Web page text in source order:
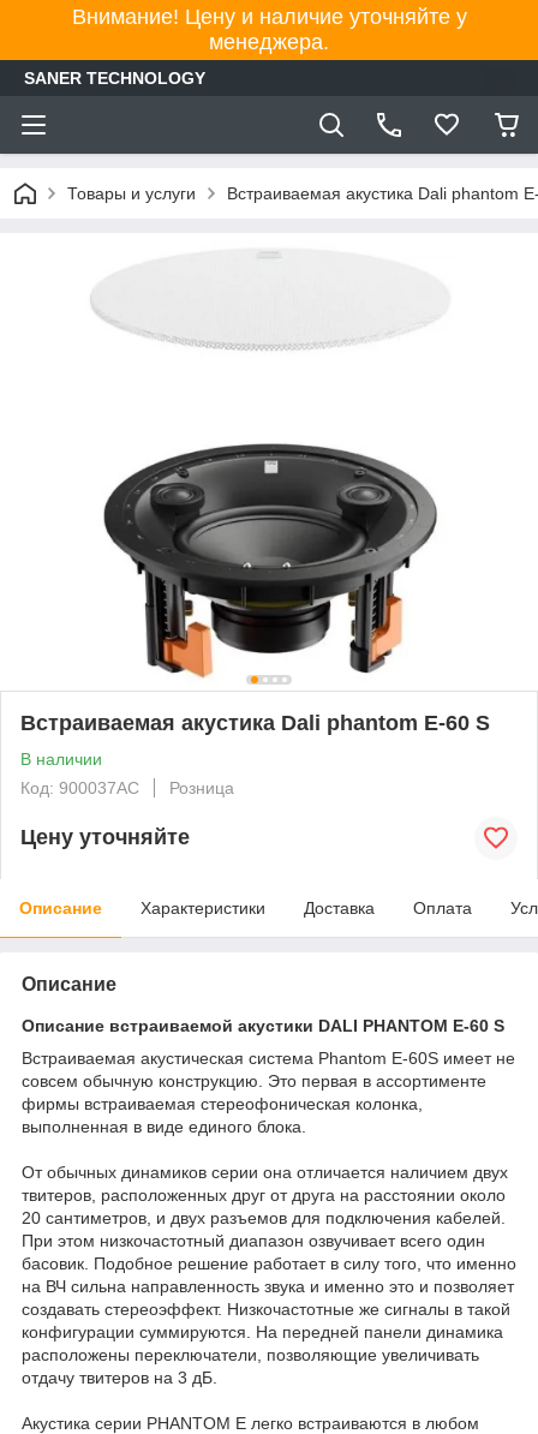
Внимание! Цену и наличие уточняйте у
менеджера.
SANER TECHNOLOGY
Товары и услуги Встраиваемая акустика Dali phantom
Встраиваемая акустика Dali phantom E-60 S
В наличии
Код: 900037AC
Розница
Цену уточняйте
Описание Характеристики Доставка Оплата
Описание
Описание встраиваемой акустики DALI PHANTOM E-60 S
Встраиваемая акустическая система Phantom E-60S имеет не
совсем обычную конструкцию. Это первая в ассортименте
фирмы встраиваемая стереофоническая колонка,
выполненная в виде единого блока.
От обычных динамиков серии она отличается наличием двух
твитеров, расположенных друг от друга на расстоянии около
20 сантиметров, и двух разъемов для подключения кабелей.
При этом низкочастотный диапазон озвучивает всего один
басовик. Подобное решение работает в силу того, что именно
на ВЧ сильна направленность звука и именно это и позволяет
создавать стереоэффект. Низкочастотные же сигналы в такой
конфигурации суммируются. На передней панели динамика
расположены переключатели, позволяющие увеличивать
отдачу твитеров на 3 дБ.
Акустика серии PHANTOM E легко встраиваются в любом